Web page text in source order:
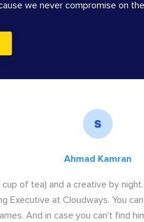
we never compromise on
Ahmad Kamran
of tea) and a creative by
Executive at Cloudways. You
And in case you can't find